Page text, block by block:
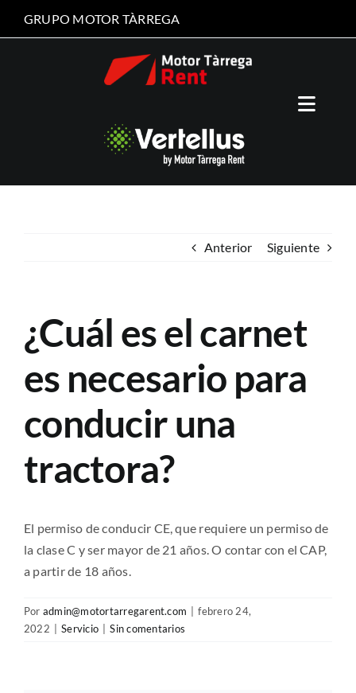
GRUPO MOTOR TÀRREGA
Toggle
Contacto
Anterior Siguiente
¿Cuál es el carnet
es necesario para
conducir una
tractora?
El permiso de conducir CE, que requiere un permiso de
la clase C y ser mayor de 21 años. O contar con el CAP,
a partir de 18 años.
Por admin@motortarregarent.com
febrero 24,
2022
Servicio Sin comentarios